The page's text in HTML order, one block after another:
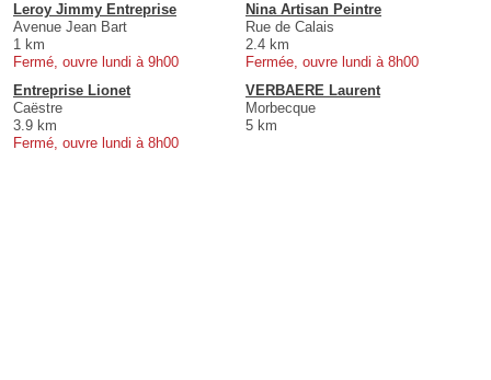
Leroy Jimmy Entreprise
Avenue Jean Bart
1 km
Fermé, ouvre lundi à 9h00
Nina Artisan Peintre
Rue de Calais
2.4 km
Fermée, ouvre lundi à 8h00
Entreprise Lionet
Caëstre
3.9 km
Fermé, ouvre lundi à 8h00
VERBAERE Laurent
Morbecque
5 km